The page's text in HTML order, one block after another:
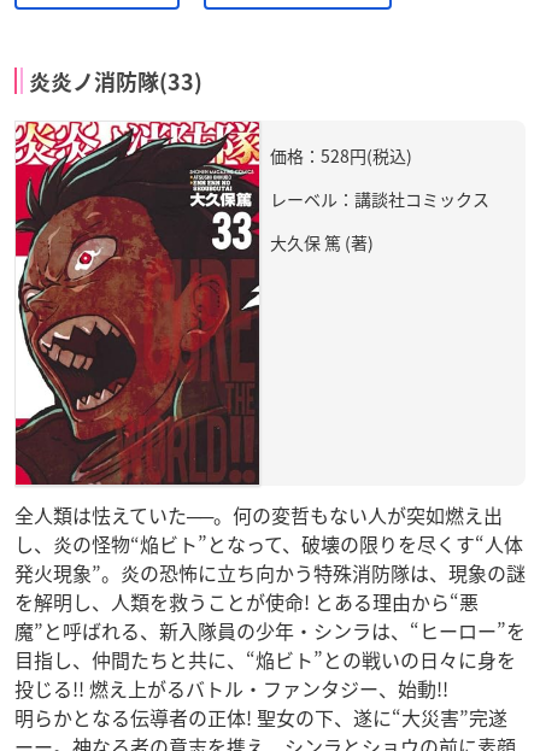
炎炎ノ消防隊(33)
価格：528円(税込)
レーベル：講談社コミックス
大久保 篤 (著)
全人類は怯えていた──。何の変哲もない人が突如燃え出
し、炎の怪物“焔ビト”となって、破壊の限りを尽くす“人体
発火現象”。炎の恐怖に立ち向かう特殊消防隊は、現象の謎
を解明し、人類を救うことが使命! とある理由から“悪
魔”と呼ばれる、新入隊員の少年・シンラは、“ヒーロー”を
目指し、仲間たちと共に、“焔ビト”との戦いの日々に身を
投じる!! 燃え上がるバトル・ファンタジー、始動!!
明らかとなる伝導者の正体! 聖女の下、遂に“大災害”完遂